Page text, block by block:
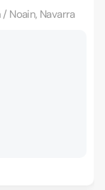
Noain, Navarra